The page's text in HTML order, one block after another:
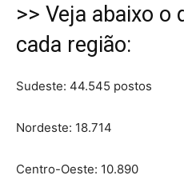
>> Veja abaixo o
cada região:
Sudeste: 44.545 postos
Nordeste: 18.714
Centro-Oeste: 10.890